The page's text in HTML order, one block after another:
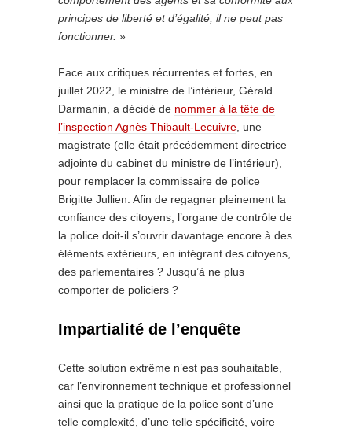
principes de liberté et d’égalité, il ne peut pas
fonctionner. »
Face aux critiques récurrentes et fortes, en
juillet 2022, le ministre de l’intérieur, Gérald
Darmanin, a décidé de nommer à la tête de
l’inspection Agnès Thibault-Lecuivre , une
magistrate (elle était précédemment directrice
adjointe du cabinet du ministre de l’intérieur),
pour remplacer la commissaire de police
Brigitte Jullien. Afin de regagner pleinement la
confiance des citoyens, l’organe de contrôle de
la police doit-il s’ouvrir davantage encore à des
éléments extérieurs, en intégrant des citoyens,
des parlementaires ? Jusqu’à ne plus
comporter de policiers ?
Impartialité de l’enquête
Cette solution extrême n’est pas souhaitable,
car l’environnement technique et professionnel
ainsi que la pratique de la police sont d’une
telle complexité, d’une telle spécificité, voire